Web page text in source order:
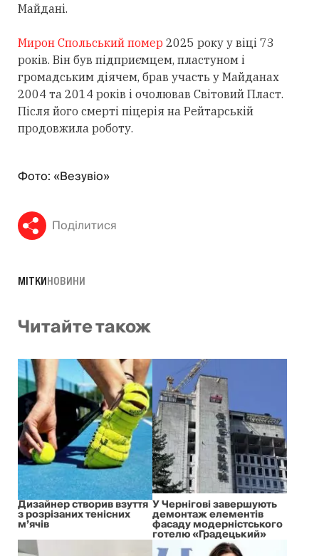
Майдані.
Мирон Спольський помер 2025 року у віці 73
років. Він був підприємцем, пластуном і
громадським діячем, брав участь у Майданах
2004 та 2014 років і очолював Світовий Пласт.
Після його смерті піцерія на Рейтарській
продовжила роботу.
Фото: «Везувіо»
Поділитися
МІТКИНОВИНИ
Читайте також
Дизайнер створив взуття
з розрізаних тенісних
м’ячів
У Чернігові завершують
демонтаж елементів
фасаду модерністського
готелю «Градецький»